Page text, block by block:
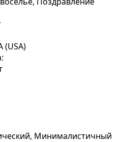
(USA)
Минималистичный